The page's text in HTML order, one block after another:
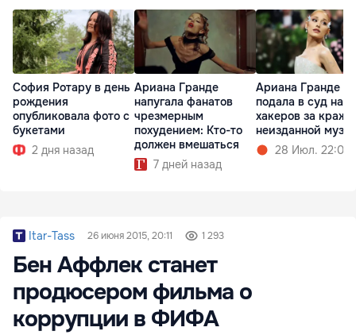
София Ротару в день
рождения
опубликовала фото с
букетами
2 дня назад
Ариана Гранде
напугала фанатов
чрезмерным
похудением: Кто-то
должен вмешаться
7 дней назад
Ариана Гранде
подала в суд на
хакеров за кражу
неизданной
28 Июл. 22:02
Itar-Tass 26 июня 2015, 20:11 1 293
Бен Аффлек станет
продюсером фильма о
коррупции в ФИФА